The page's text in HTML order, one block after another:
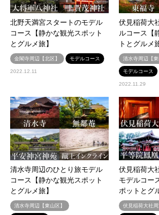
北野天満宮スタートのモデル
コース【静かな観光スポット
とグルメ旅】
金閣寺周辺【北区】 モデルコース
2022.12.11
伏見稲荷大
ルコース【
トとグルメ
清水寺周辺【東
モデルコース
2022.11.29
清水寺周辺のひとり旅モデル
コース【静かな観光スポット
とグルメ旅】
清水寺周辺【東山区】
伏見稲荷大
モデルコー
ポットとグ
伏見稲荷大社周